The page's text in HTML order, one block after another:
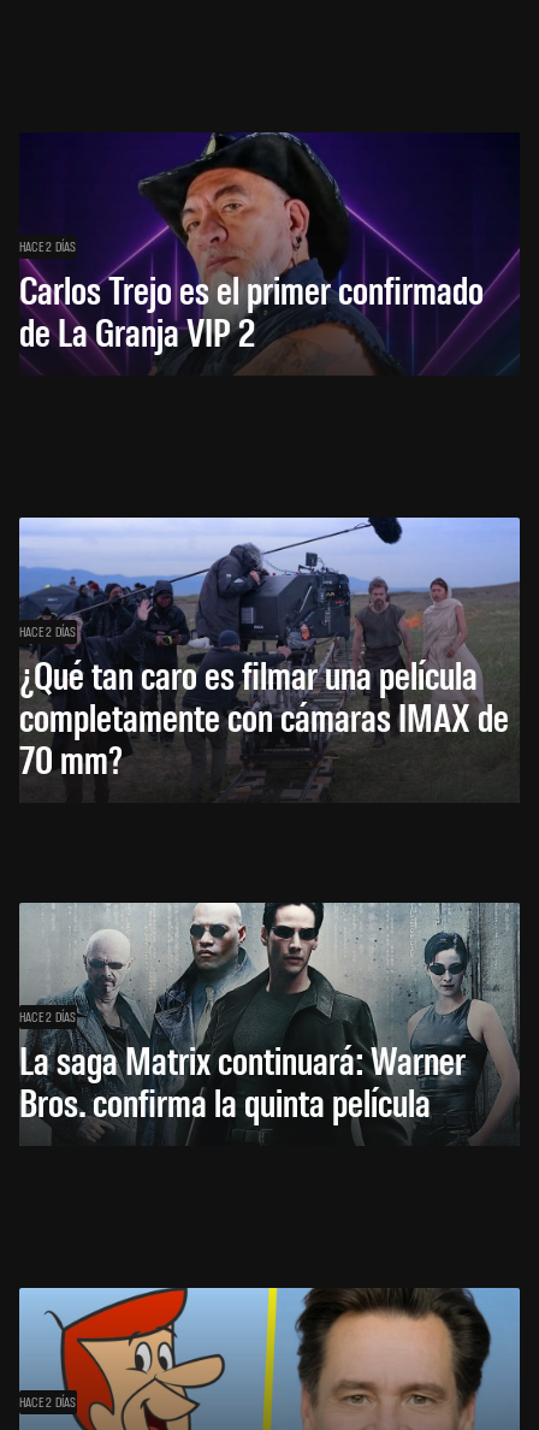
HACE 2 DÍAS
Carlos Trejo es el primer confirmado
de La Granja VIP 2
HACE 2 DÍAS
¿Qué tan caro es filmar una película
completamente con cámaras IMAX de
70 mm?
HACE 2 DÍAS
La saga Matrix continuará: Warner
Bros. confirma la quinta película
HACE 2 DÍAS